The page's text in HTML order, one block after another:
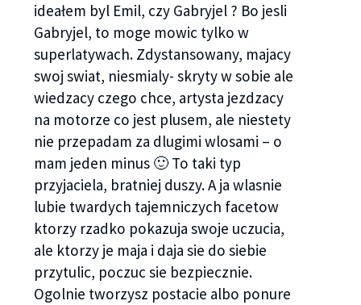
ideałem byl Emil, czy Gabryjel ? Bo jesli
Gabryjel, to moge mowic tylko w
superlatywach. Zdystansowany, majacy
swoj swiat, niesmialy- skryty w sobie ale
wiedzacy czego chce, artysta jezdzacy
na motorze co jest plusem, ale niestety
nie przepadam za dlugimi wlosami – o
mam jeden minus 🙂 To taki typ
przyjaciela, bratniej duszy. A ja wlasnie
lubie twardych tajemniczych facetow
ktorzy rzadko pokazuja swoje uczucia,
ale ktorzy je maja i daja sie do siebie
przytulic, poczuc sie bezpiecznie.
Ogolnie tworzysz postacie albo ponure